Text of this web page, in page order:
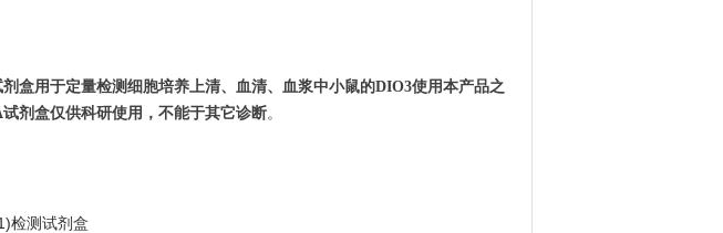
剂盒用于定量检测细胞培养上清、血清、血浆中小鼠的DIO3使用本产品之
剂盒仅供科研使用，不能于其它诊断。
检测试剂盒